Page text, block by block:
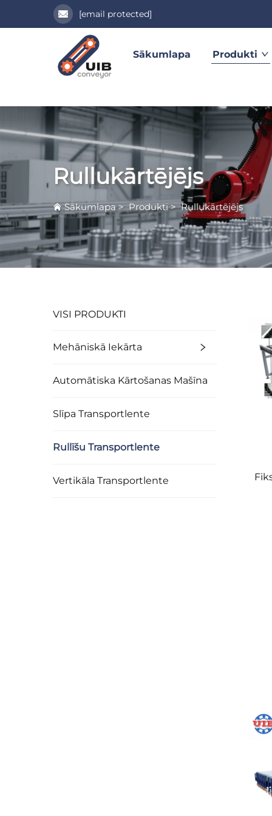
[email protected]
Sākumlapa Produkti
Rullukārtējējs
Sākumlapa> Produkti>Rullukārtējējs
VISI PRODUKTI
Mehāniskā Iekārta
Automātiska Kārtošanas Mašīna
Slīpa Transportlente
Rullīšu Transportlente
Vertikāla Transportlente